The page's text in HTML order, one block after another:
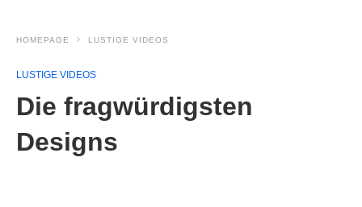
HOMEPAGE LUSTIGE VIDEOS
LUSTIGE VIDEOS
Die fragwürdigsten
Designs